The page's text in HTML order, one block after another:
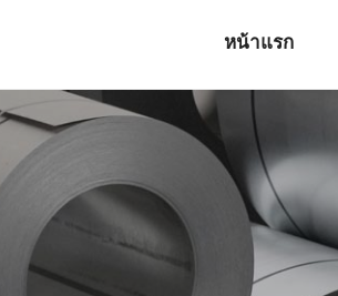
หน้าแรก